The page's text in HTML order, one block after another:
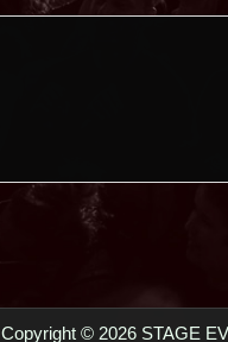
Copyright © 2026 STAGE